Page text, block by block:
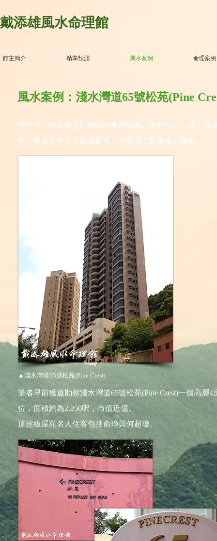
戴添雄風水命理館
館主簡介 精準預測 風水案例 命理案例
淺水灣，位於香港島南區深水灣以南、赤柱以北。除了泳
外，附近亦有不少超級豪宅，深受城中富豪名人鍾愛。
▲淺水灣道65號松苑(Pine Crest)
筆者早前獲邀勘察淺水灣道65號松苑(Pine Crest)一個高層4
位，面積約為2,250呎，市值近億。
這超級屋苑名人住客包括俞琤與何超瓊。
風水案例：淺水灣道65號松苑(Pine